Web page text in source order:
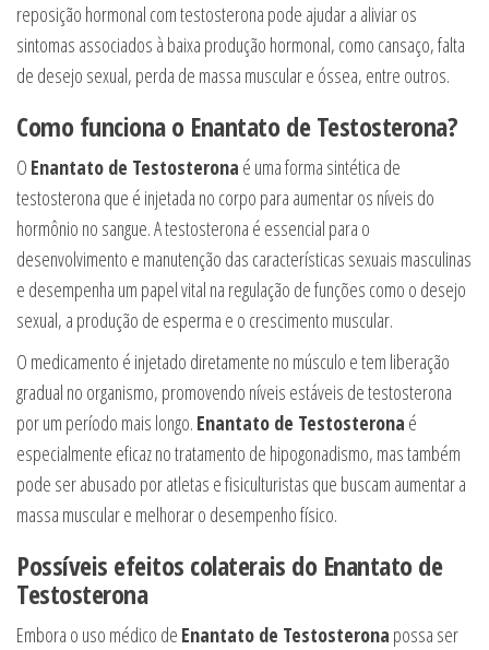
reposição hormonal com testosterona pode ajudar a aliviar os
sintomas associados à baixa produção hormonal, como cansaço, falta
de desejo sexual, perda de massa muscular e óssea, entre outros.
Como funciona o Enantato de Testosterona?
O Enantato de Testosterona é uma forma sintética de
testosterona que é injetada no corpo para aumentar os níveis do
hormônio no sangue. A testosterona é essencial para o
desenvolvimento e manutenção das características sexuais masculinas
e desempenha um papel vital na regulação de funções como o desejo
sexual, a produção de esperma e o crescimento muscular.
O medicamento é injetado diretamente no músculo e tem liberação
gradual no organismo, promovendo níveis estáveis de testosterona
por um período mais longo. Enantato de Testosterona é
especialmente eficaz no tratamento de hipogonadismo, mas também
pode ser abusado por atletas e fisiculturistas que buscam aumentar a
massa muscular e melhorar o desempenho físico.
Possíveis efeitos colaterais do Enantato de
Testosterona
Embora o uso médico de Enantato de Testosterona possa ser